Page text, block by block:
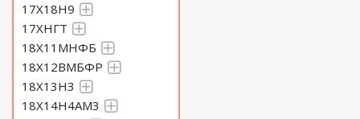
17Х18Н9
17ХНГТ
18Х11МНФБ
18Х12ВМБФР
18Х13Н3
18Х14Н4АМ3